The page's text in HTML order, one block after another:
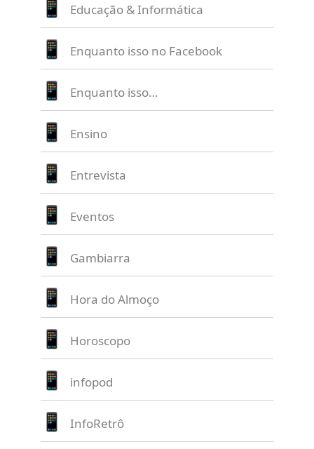
Educação & Informática
Enquanto isso no Facebook
Enquanto isso…
Ensino
Entrevista
Eventos
Gambiarra
Hora do Almoço
Horoscopo
infopod
InfoRetrô